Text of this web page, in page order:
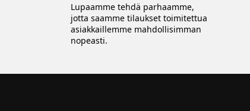
Lupaamme tehdä parhaamme,
jotta saamme tilaukset toimitettua
asiakkaillemme mahdollisimman
nopeasti.